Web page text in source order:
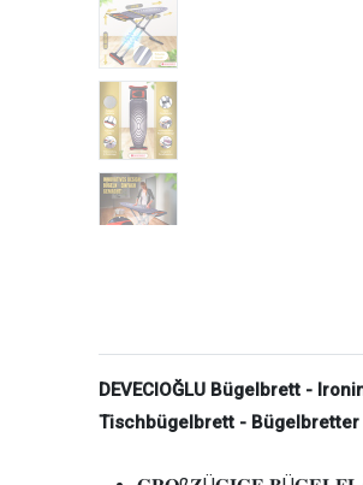
DEVECIOĞLU Bügelbrett -
Tischbügelbrett - Bügelbretter